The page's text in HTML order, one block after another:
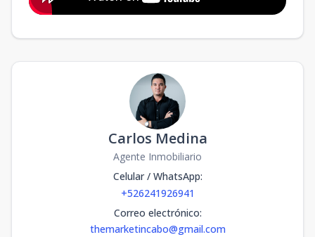
Carlos Medina
Agente Inmobiliario
Celular / WhatsApp:
+526241926941
Correo electrónico:
themarketincabo@gmail.com